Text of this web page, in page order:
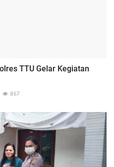
TTU Gelar Kegiatan
867